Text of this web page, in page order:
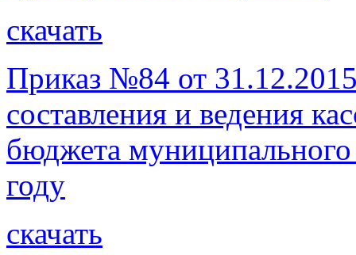
скачать
Приказ №84 от
составления и ведения
бюджета
году
скачать